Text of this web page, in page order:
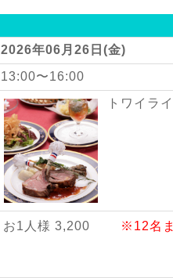
2026年06月26日(金)
13:00〜16:00
トワイラ
お1人様 3,200 ※12名